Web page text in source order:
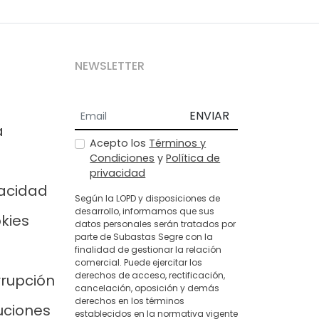
NEWSLETTER
ENVIAR
Acepto los Términos y
Condiciones yPolítica de
privacidad
Según la LOPD y disposiciones de
desarrollo, informamos que sus
datos personales serán tratados por
parte de Subastas Segre con la
finalidad de gestionar la relación
comercial. Puede ejercitar los
derechos de acceso, rectificación,
cancelación, oposición y demás
derechos en los términos
establecidos en la normativa vigente